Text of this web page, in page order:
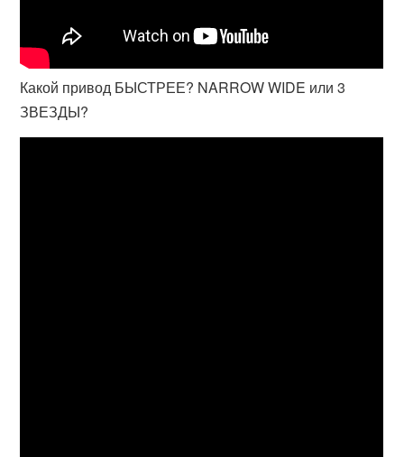
Какой привод БЫСТРЕЕ? NARROW WIDE или 3
ЗВЕЗДЫ?